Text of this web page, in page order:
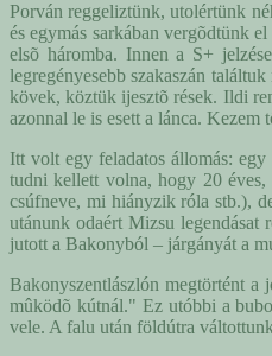
Porván reggeliztünk, utolértünk
és egymás sarkában vergõdtünk
elsõ háromba. Innen a S+
legregényesebb szakaszán
kövek, köztük ijesztõ rések. Ildi
azonnal le is esett a lánca. Kezem
Itt volt egy feladatos állomás:
tudni kellett volna, hogy 20 éves,
csúfneve, mi hiányzik róla stb.),
utánunk odaért Mizsu
jutott a Bakonyból – járgányát a
Bakonyszentlászlón megtörtént a
mûködõ kútnál." Ez utóbbi a
vele. A falu után földútra